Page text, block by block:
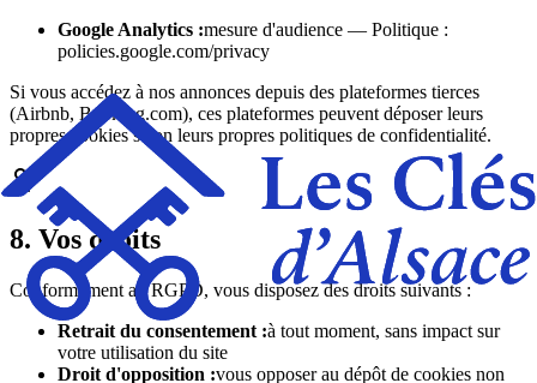
Google Analytics :mesure d'audience — Politique :
policies.google.com/privacy
Si vous accédez à nos annonces depuis des plateformes tierces
(Airbnb, Booking.com), ces plateformes peuvent déposer leurs
propres cookies selon leurs propres politiques de confidentialité.
8. Vos droits
Conformément au RGPD, vous disposez des droits suivants :
Retrait du consentement :à tout moment, sans impact sur
votre utilisation du site
Droit d'opposition :vous opposer au dépôt de cookies non